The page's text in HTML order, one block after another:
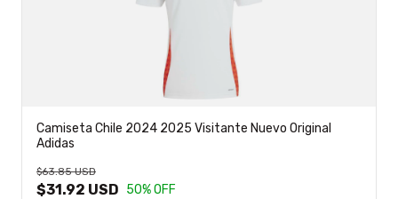
Camiseta Chile 2024 2025 Visitante Nuevo Original
Adidas
$31.92 USD
$63.85 USD
50% OFF